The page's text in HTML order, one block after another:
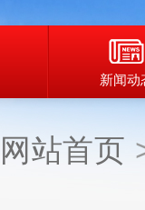
新闻动
网站首页